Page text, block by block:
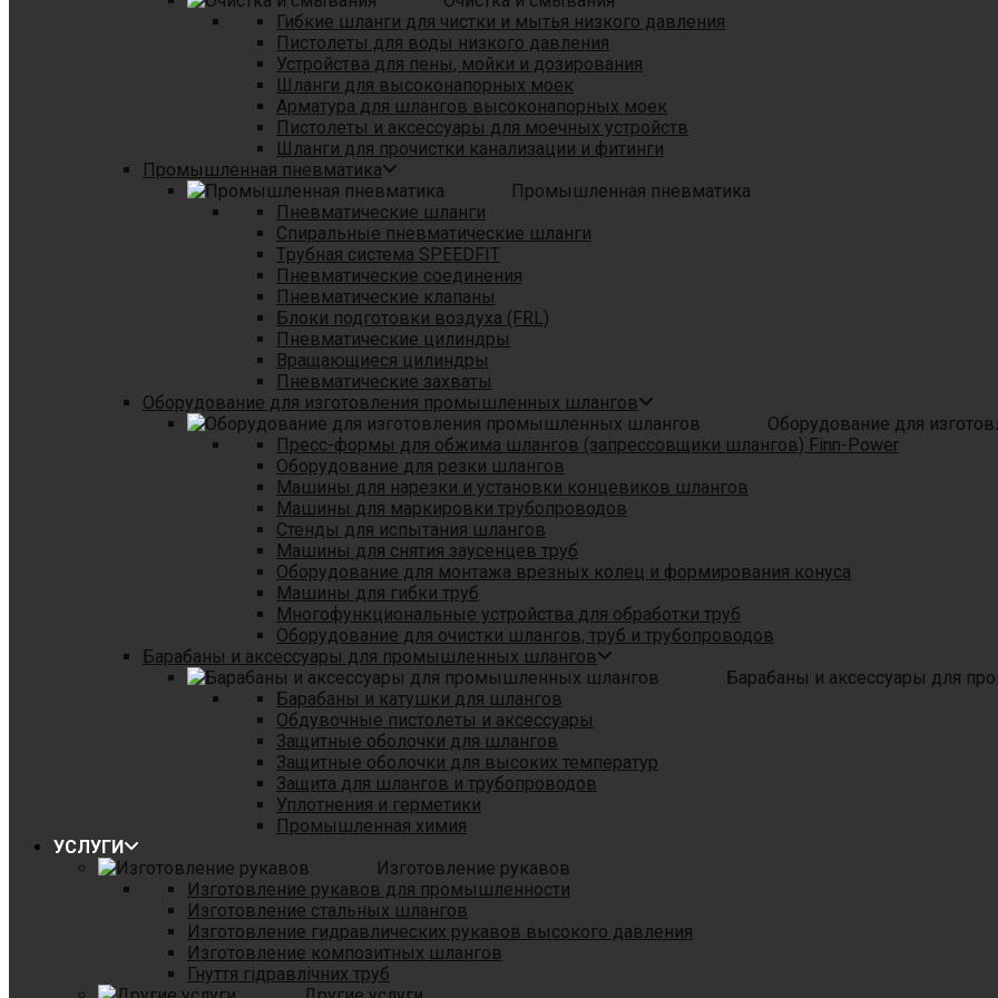
Гибкие шланги для чистки и мытья низкого давления
Пистолеты для воды низкого давления
Устройства для пены, мойки и дозирования
Шланги для высоконапорных моек
Арматура для шлангов высоконапорных моек
Пистолеты и аксессуары для моечных устройств
Шланги для прочистки канализации и фитинги
Промышленная пневматика
Промышленная пневматика
Пневматические шланги
Спиральные пневматические шланги
Tрубная система SPEEDFIT
Пневматические соединения
Пневматические клапаны
Блоки подготовки воздуха (FRL)
Пневматические цилиндры
Вращающиеся цилиндры
Пневматические захваты
Оборудование для изготовления промышленных шлангов
Оборудование для
Пресс-формы для обжима шлангов (запрессовщики шлангов) Finn-Power
Оборудование для резки шлангов
Машины для нарезки и установки концевиков шлангов
Машины для маркировки трубопроводов
Стенды для испытания шлангов
Машины для снятия заусенцев труб
Оборудование для монтажа врезных колец и формирования конуса
Машины для гибки труб
Многофункциональные устройства для обработки труб
Оборудование для очистки шлангов, труб и трубопроводов
Барабаны и аксессуары для промышленных шлангов
Барабаны и аксессуары для
Барабаны и катушки для шлангов
Обдувочные пистолеты и аксессуары
Защитные оболочки для шлангов
Защитные оболочки для высоких температур
Защита для шлангов и трубопроводов
Уплотнения и герметики
Промышленная химия
УСЛУГИ
Изготовление рукавов
Изготовление рукавов для промышленности
Изготовление стальных шлангов
Изготовление гидравлических рукавов высокого давления
Изготовление композитных шлангов
Гнуття гідравлічних труб